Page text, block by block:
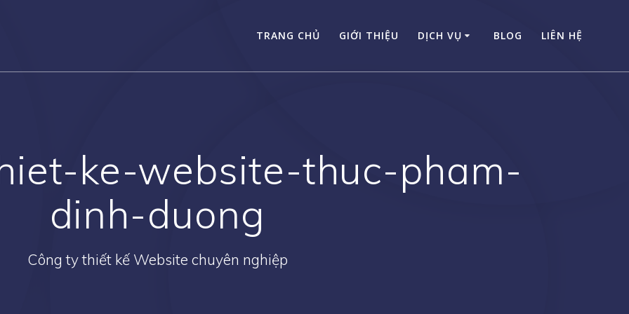
TRANG CHỦ GIỚI THIỆU DỊCH VỤ BLOG LIÊN HỆ
ke-website-thuc-pham-
dinh-duong
Công ty thiết kế Website chuyên nghiệp